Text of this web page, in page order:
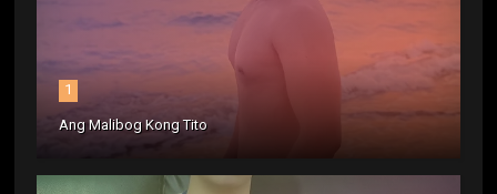
1
Ang Malibog Kong Tito